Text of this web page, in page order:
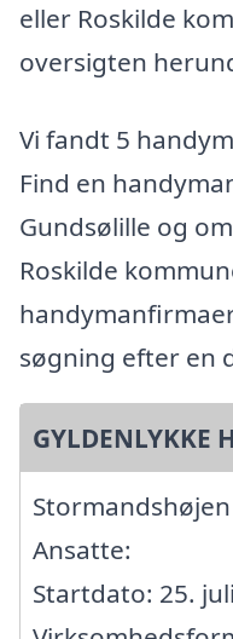
eller Roskilde
oversigten
Vi fandt 5
Find en
Gundsølille og
Roskilde
søgning efter en
Ansatte:
Startdato: 25.